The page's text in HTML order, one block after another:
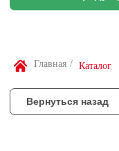
Главная / Каталог